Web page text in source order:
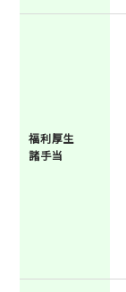
福利厚生
諸手当